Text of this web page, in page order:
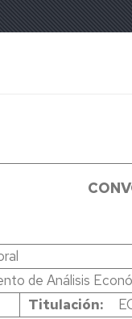
de Análisis
Titulación